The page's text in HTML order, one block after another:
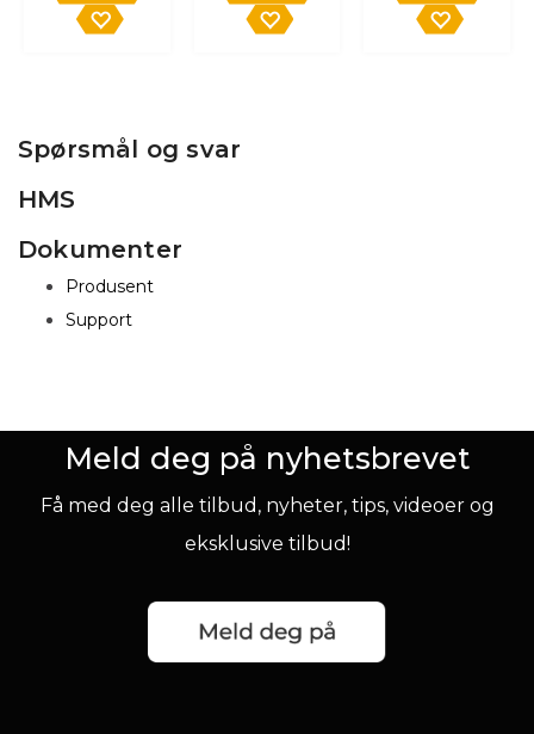
Spørsmål og svar
HMS
Dokumenter
Produsent
Support
Meld deg på nyhetsbrevet
Få med deg alle tilbud, nyheter, tips, videoer og
eksklusive tilbud!